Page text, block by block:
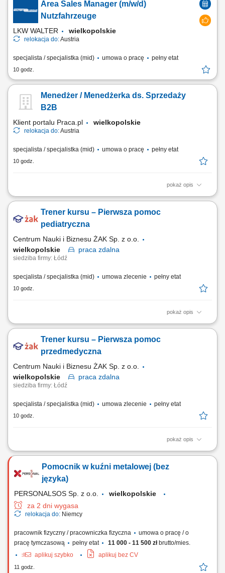
Disposition und begleitest internationale Transporte zuverlässig durch
die operative Abwicklung; Wirtschaftliche Entscheidungen: Du
vergleichst verfügbare...
Area Sales Manager (m/w/d)
Nutzfahrzeuge
LKW WALTER wielkopolskie
relokacja do:Austria
specjalista / specjalistka (mid) umowa o pracę pełny etat
10 godz.
Menedżer / Menedżerka ds. Sprzedaży
B2B
Klient portalu Praca.pl wielkopolskie
relokacja do:Austria
specjalista / specjalistka (mid) umowa o pracę pełny etat
10 godz.
pokaż opis
Sprzedaż szerokiej gamy nowych i używanych pojazdów użytkowych
doradztwo dla klientów B2B w zakresie zarządzania flotą oraz
finansowania; Aktywne rozwijanie i pozyskiwanie nowych rynków
Trener kursu – Pierwsza pomoc
pediatryczna
Centrum Nauki i Biznesu ŻAK Sp. z o.o.
wielkopolskie
praca zdalna
siedziba firmy: Łódź
specjalista / specjalistka (mid) umowa zlecenie pełny etat
10 godz.
pokaż opis
Nazwa kursu: Pierwsza pomoc pediatryczna Czas trwania: 6 godzin
Trener kursu – Pierwsza pomoc
przedmedyczna
Centrum Nauki i Biznesu ŻAK Sp. z o.o.
wielkopolskie
praca zdalna
siedziba firmy: Łódź
specjalista / specjalistka (mid) umowa zlecenie pełny etat
10 godz.
pokaż opis
Nazwa kursu: Pierwsza pomoc przedmedyczna Czas trwania: 8 godzin
Pomocnik w kuźni metalowej (bez
języka)
PERSONALSOS Sp. z o.o.
wielkopolskie
za 2 dni wygasa
relokacja do: Niemcy
pracownik fizyczny / pracowniczka fizyczna
umowa o pracę / o
pracę tymczasową
pełny etat 11 000 - 11 500 złbrutto/mies.
aplikuj szybko
aplikuj bez CV
11 godz.